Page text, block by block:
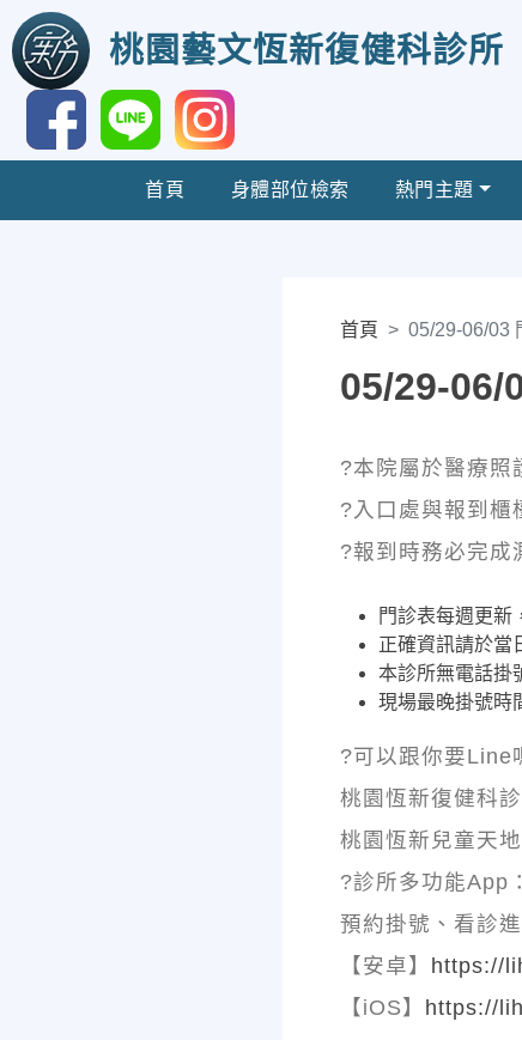
桃園藝文恆新復健科診所
首頁 身體部位檢索 熱門主題
首頁 05/29-06/03
05/29-06/
?本院屬於醫療照
?入口處與報到櫃
?報到時務必完成
門診表每週更新
正確資訊請於當
本診所無電話掛
現場最晚掛號時
?可以跟你要Line
桃園恆新復健科
桃園恆新兒童天地
?診所多功能App：
預約掛號、看診
【安卓】 https://
【iOS】 https://